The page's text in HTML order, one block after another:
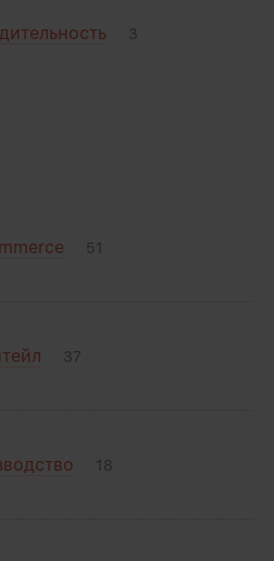
3
51
37
18